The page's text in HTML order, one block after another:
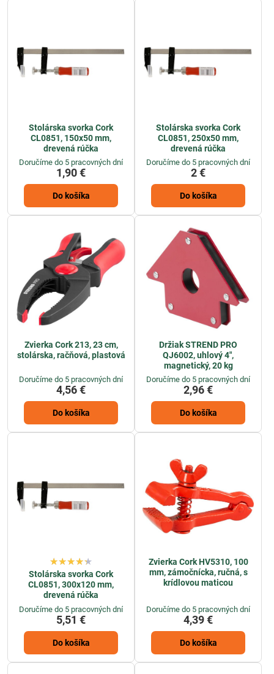
Stolárska svorka Cork
CL0851, 150x50 mm,
drevená rúčka
Doručíme do 5 pracovných dní
1,90 €
Do košíka
Stolárska svorka Cork
CL0851, 250x50 mm,
drevená rúčka
Doručíme do 5 pracovných dní
2 €
Do košíka
Zvierka Cork 213, 23 cm,
stolárska, račňová, plastová
Doručíme do 5 pracovných dní
4,56 €
Do košíka
Držiak STREND PRO
QJ6002, uhlový 4",
magnetický, 20 kg
Doručíme do 5 pracovných dní
2,96 €
Do košíka
Stolárska svorka Cork
CL0851, 300x120 mm,
drevená rúčka
Doručíme do 5 pracovných dní
5,51 €
Do košíka
Zvierka Cork HV5310, 100
mm, zámočnícka, ručná, s
krídlovou maticou
Doručíme do 5 pracovných dní
4,39 €
Do košíka